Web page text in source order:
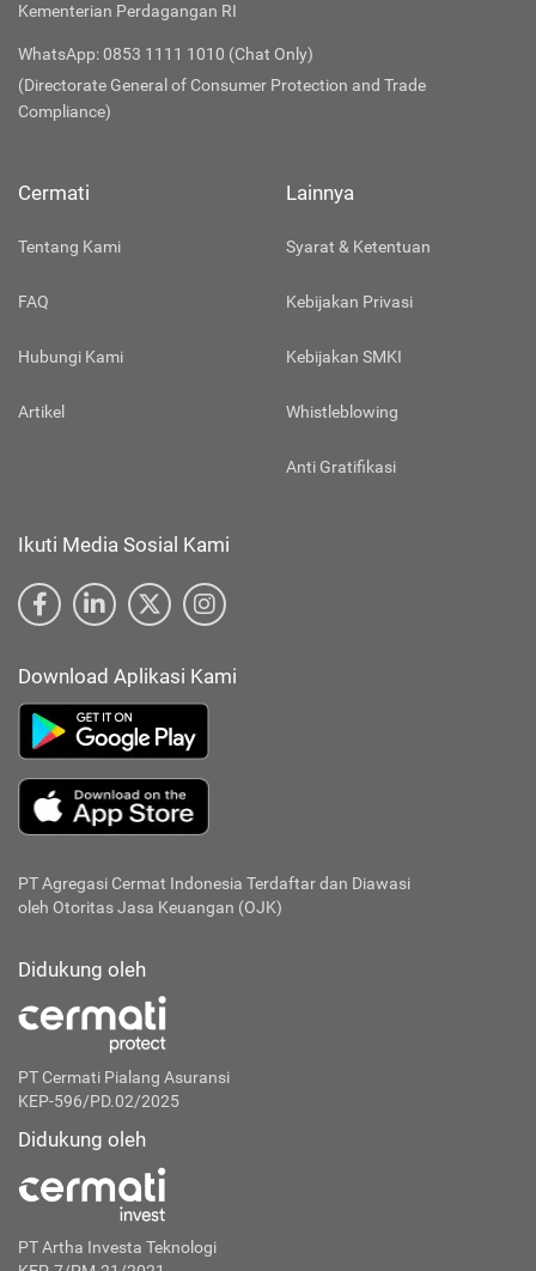
Kementerian Perdagangan RI
WhatsApp: 0853 1111 1010 (Chat Only)
(Directorate General of Consumer Protection and Trade
Compliance)
Cermati
Tentang Kami
FAQ
Hubungi Kami
Artikel
Lainnya
Syarat & Ketentuan
Kebijakan Privasi
Kebijakan SMKI
Whistleblowing
Anti Gratifikasi
Ikuti Media Sosial Kami
Download Aplikasi Kami
PT Agregasi Cermat Indonesia Terdaftar dan Diawasi
oleh Otoritas Jasa Keuangan (OJK)
Didukung oleh
PT Cermati Pialang Asuransi
KEP-596/PD.02/2025
Didukung oleh
PT Artha Investa Teknologi